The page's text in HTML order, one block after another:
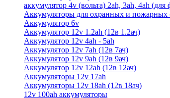
аккумулятор 4v (вольта) 2ah, 3ah, 4ah (для
Аккумуляторы для охранных и пожарных
Аккумулятор 6v
Аккумулятор 12v 1.2ah (12в 1.2ач)
Аккумулятор 12v 4ah - 5ah
Аккумулятор 12v 7ah (12в 7ач)
Аккумулятор 12v 9ah (12в 9ач)
Аккумулятор 12v 12ah (12в 12ач)
Аккумуляторы 12v 17ah
Аккумуляторы 12v 18ah (12в 18ач)
12v 100ah аккумуляторы